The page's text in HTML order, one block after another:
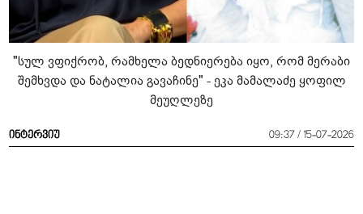
"სულ ვფიქრობ, რამხელა ბედნიერება იყო, რომ მერაბი
შემხვდა და ნატალია გავაჩინე" - ეკა მამალაძე ყოფილ
მეუღლეზე
ინტერვიუ 09:37 / 15-07-2026